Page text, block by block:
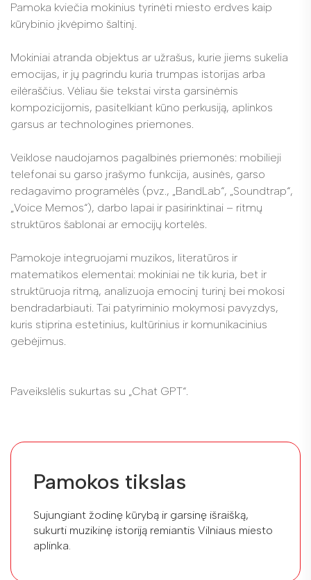
Pamoka kviečia mokinius tyrinėti miesto erdves kaip
kūrybinio įkvėpimo šaltinį.
Mokiniai atranda objektus ar užrašus, kurie jiems sukelia
emocijas, ir jų pagrindu kuria trumpas istorijas arba
eilėraščius. Vėliau šie tekstai virsta garsinėmis
kompozicijomis, pasitelkiant kūno perkusiją, aplinkos
garsus ar technologines priemones.
Veiklose naudojamos pagalbinės priemonės: mobilieji
telefonai su garso įrašymo funkcija, ausinės, garso
redagavimo programėlės (pvz., „BandLab“, „Soundtrap“,
„Voice Memos“), darbo lapai ir pasirinktinai – ritmų
struktūros šablonai ar emocijų kortelės.
Pamokoje integruojami muzikos, literatūros ir
matematikos elementai: mokiniai ne tik kuria, bet ir
struktūruoja ritmą, analizuoja emocinį turinį bei mokosi
bendradarbiauti. Tai patyriminio mokymosi pavyzdys,
kuris stiprina estetinius, kultūrinius ir komunikacinius
gebėjimus.
Paveikslėlis sukurtas su „Chat GPT“.
Pamokos tikslas
Sujungiant žodinę kūrybą ir garsinę išraišką,
sukurti muzikinę istoriją remiantis Vilniaus miesto
aplinka.